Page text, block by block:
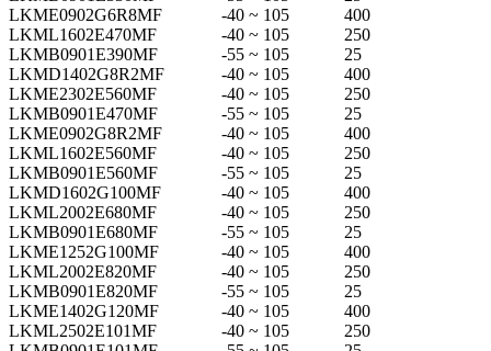
LKME0902G6R8MF
-40 ~ 105
400
LKML1602E470MF
-40 ~ 105
250
LKMB0901E390MF
-55 ~ 105
25
LKMD1402G8R2MF
-40 ~ 105
400
LKME2302E560MF
-40 ~ 105
250
LKMB0901E470MF
-55 ~ 105
25
LKME0902G8R2MF
-40 ~ 105
400
LKML1602E560MF
-40 ~ 105
250
LKMB0901E560MF
-55 ~ 105
25
LKMD1602G100MF
-40 ~ 105
400
LKML2002E680MF
-40 ~ 105
250
LKMB0901E680MF
-55 ~ 105
25
LKME1252G100MF
-40 ~ 105
400
LKML2002E820MF
-40 ~ 105
250
LKMB0901E820MF
-55 ~ 105
25
LKME1402G120MF
-40 ~ 105
400
LKML2502E101MF
-40 ~ 105
250